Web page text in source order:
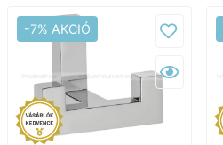
-7% AKCIÓ